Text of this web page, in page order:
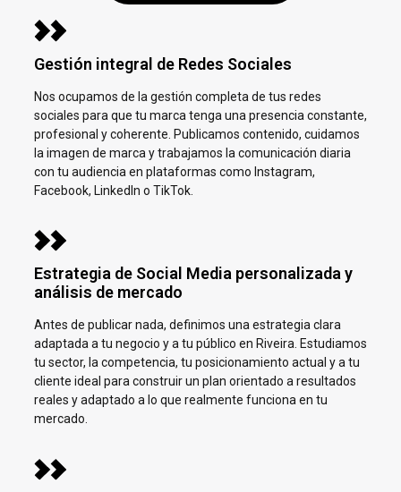
Gestión integral de Redes Sociales
Nos ocupamos de la gestión completa de tus redes
sociales para que tu marca tenga una presencia constante,
profesional y coherente. Publicamos contenido, cuidamos
la imagen de marca y trabajamos la comunicación diaria
con tu audiencia en plataformas como Instagram,
Facebook, LinkedIn o TikTok.
Estrategia de Social Media personalizada y
análisis de mercado
Antes de publicar nada, definimos una estrategia clara
adaptada a tu negocio y a tu público en Riveira. Estudiamos
tu sector, la competencia, tu posicionamiento actual y a tu
cliente ideal para construir un plan orientado a resultados
reales y adaptado a lo que realmente funciona en tu
mercado.